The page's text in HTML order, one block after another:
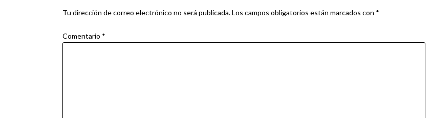
entradas
Tu dirección de correo electrónico no será publicada.Los campos obligatorios están marcados con *
Comentario *